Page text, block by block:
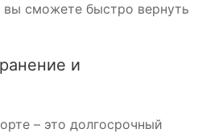
вы сможете быстро вернуть
и
– это долгосрочный